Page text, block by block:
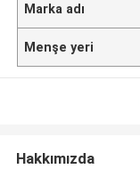
Marka adı
Menşe yeri
Hakkımızda